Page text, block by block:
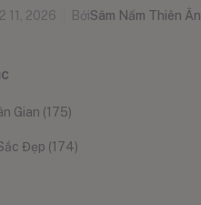
11, 2026
BởiSâm Nấm Thiên Ân
Gian (175)
Đẹp (174)